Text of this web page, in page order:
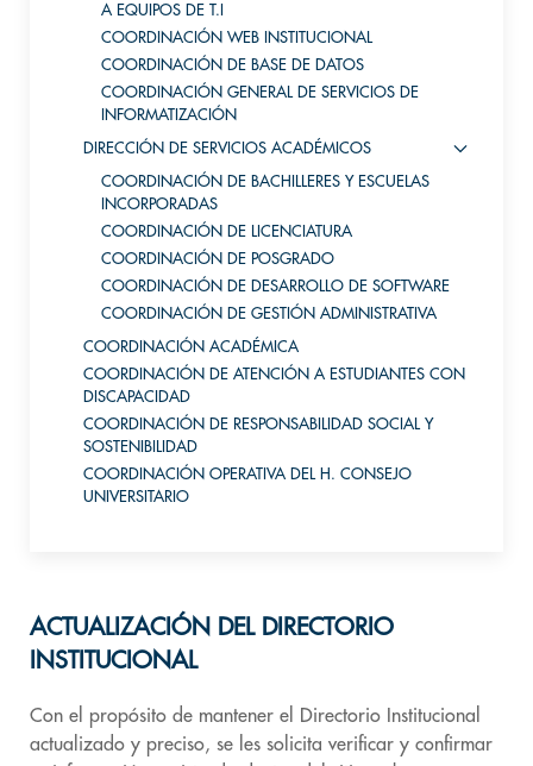
A EQUIPOS DE T.I
COORDINACIÓN WEB INSTITUCIONAL
COORDINACIÓN DE BASE DE DATOS
COORDINACIÓN GENERAL DE SERVICIOS DE
INFORMATIZACIÓN
DIRECCIÓN DE SERVICIOS ACADÉMICOS
COORDINACIÓN DE BACHILLERES Y ESCUELAS
INCORPORADAS
COORDINACIÓN DE LICENCIATURA
COORDINACIÓN DE POSGRADO
COORDINACIÓN DE DESARROLLO DE SOFTWARE
COORDINACIÓN DE GESTIÓN ADMINISTRATIVA
COORDINACIÓN ACADÉMICA
COORDINACIÓN DE ATENCIÓN A ESTUDIANTES CON
DISCAPACIDAD
COORDINACIÓN DE RESPONSABILIDAD SOCIAL Y
SOSTENIBILIDAD
COORDINACIÓN OPERATIVA DEL H. CONSEJO
UNIVERSITARIO
ACTUALIZACIÓN DEL DIRECTORIO
INSTITUCIONAL
Con el propósito de mantener el Directorio Institucional
actualizado y preciso, se les solicita verificar y confirmar